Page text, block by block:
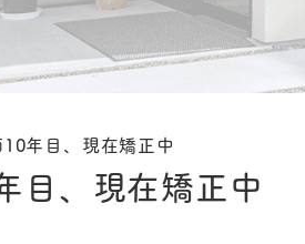
年目、現在矯正中
目、現在矯正中